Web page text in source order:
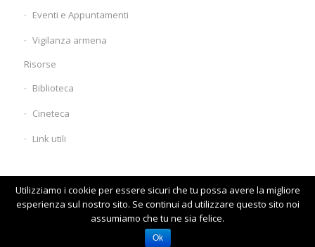
Eventi e Appuntamenti
Vigilanza armena
Risorse
Biblioteca
Cineteca
Link utili
© www.comunitaarmena.it
Visita il vecchio sito
Utilizziamo i cookie per essere sicuri che tu possa avere la migliore
esperienza sul nostro sito. Se continui ad utilizzare questo sito noi
assumiamo che tu ne sia felice.
Ok